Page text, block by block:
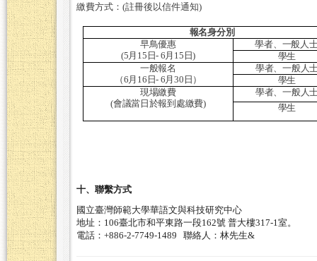
繳費方式 ： (註冊後以信件通知)
報名身分別
早鳥優惠
(5月 15 日- 6月 15 日)
學者、一般人
學生
一般報名
（6月 16 日- 6月30 日）
學者、一般人
學生
現場繳費
(會議當日於報到處繳費)
學者、一般人
學生
十、聯繫方式
國立臺灣師範大學華語文與科技研究中心
地址： 106臺北市和平東路一段162號 普大樓317-1室。
電話： +886-2-7749-1489 聯絡人：林先生&